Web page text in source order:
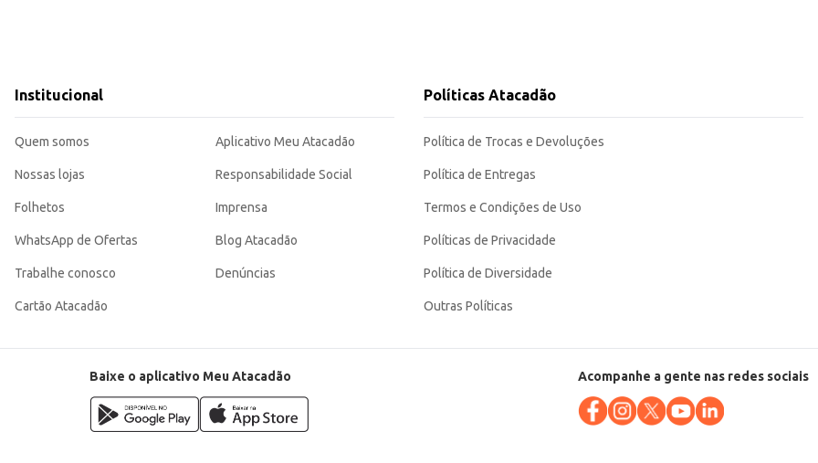
Institucional
Quem somos
Nossas lojas
Folhetos
WhatsApp de Ofertas
Trabalhe conosco
Cartão Atacadão
Aplicativo Meu Atacadão
Responsabilidade Social
Imprensa
Blog Atacadão
Denúncias
Políticas Atacadão
Política de Trocas e Devoluções
Política de Entregas
Termos e Condições de Uso
Políticas de Privacidade
Política de Diversidade
Outras Políticas
Baixe o aplicativo Meu Atacadão Acompanhe a gente nas redes sociais